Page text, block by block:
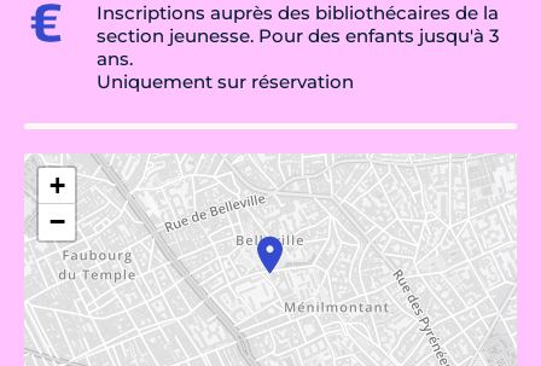
Inscriptions auprès des bibliothécaires de la
section jeunesse. Pour des enfants jusqu'à 3
ans.
Uniquement sur réservation
+
−